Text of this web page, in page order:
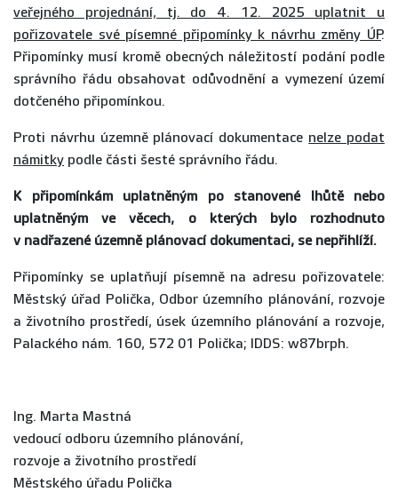
veřejného projednání, tj. do 4. 12. 2025 uplatnit u
pořizovatele své písemné připomínky k návrhu změny ÚP.
Připomínky musí kromě obecných náležitostí podání podle
správního řádu obsahovat odůvodnění a vymezení území
dotčeného připomínkou.
Proti návrhu územně plánovací dokumentace nelze podat
námitky podle části šesté správního řádu.
K připomínkám uplatněným po stanovené lhůtě nebo
uplatněným ve věcech, o kterých bylo rozhodnuto
v nadřazené územně plánovací dokumentaci, se nepřihlíží.
Připomínky se uplatňují písemně na adresu pořizovatele:
Městský úřad Polička, Odbor územního plánování, rozvoje
a životního prostředí, úsek územního plánování a rozvoje,
Palackého nám. 160, 572 01 Polička; IDDS: w87brph.
Ing. Marta Mastná
vedoucí odboru územního plánování,
rozvoje a životního prostředí
Městského úřadu Polička